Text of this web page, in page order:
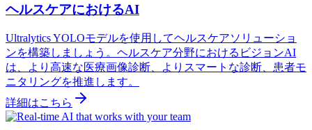
ヘルスケアにおけるAI
Ultralytics YOLOモデルを使用してヘルスケアソリューショ
ンを構築しましょう。ヘルスケア分野におけるビジョンAI
は、より高速な医療画像診断、よりスマートな診断、患者モ
ニタリングを推進します。
詳細はこちら